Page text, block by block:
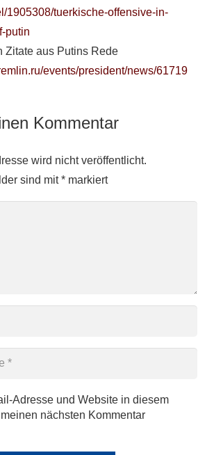
1905308/tuerkische-offensive-in-
putin
aus Putins Rede
events/president/news/61719
Kommentar
wird nicht veröffentlicht.
sind mit* markiert
Adresse und Website in diesem
nächsten Kommentar